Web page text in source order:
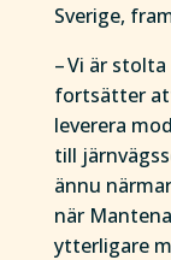
Sverige,
– Vi är
fortsätter
leverera
till
ännu
när
ytterligare